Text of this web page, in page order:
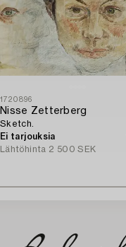
1720896
Nisse Zetterberg
Sketch.
Ei tarjouksia
Lähtöhinta 2 500 SEK